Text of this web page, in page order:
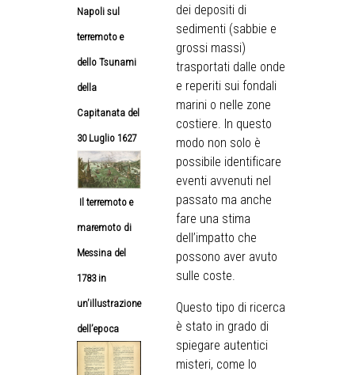
Napoli sul
terremoto e
dello Tsunami
della
Capitanata del
30 Luglio 1627
Il terremoto e
maremoto di
Messina del
1783 in
un’illustrazione
dell’epoca
dei depositi di
sedimenti (sabbie e
grossi massi)
trasportati dalle onde
e reperiti sui fondali
marini o nelle zone
costiere. In questo
modo non solo è
possibile identificare
eventi avvenuti nel
passato ma anche
fare una stima
dell’impatto che
possono aver avuto
sulle coste.
Questo tipo di ricerca
è stato in grado di
spiegare autentici
misteri, come lo